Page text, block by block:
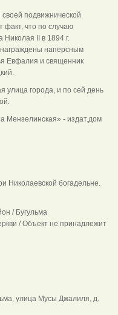
подвижнической
факт, что по случаю
Николая II в 1894 г.
наперсным
Евфалия и священник
улица города, и по сей день
Мензелинская» - издат.дом
Николаевской богадельне.
/ Бугульма
/ Объект не принадлежит
улица Мусы Джалиля, д.